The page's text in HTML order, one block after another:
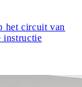
het circuit van
instructie